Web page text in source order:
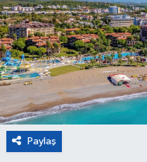
Paylaş
Eğitim
Sağlık
Magazin
Turizm
Çevre